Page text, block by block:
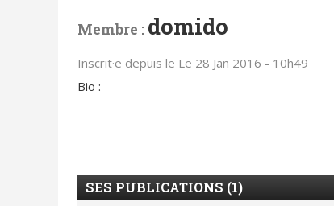
Membre : domido
Inscrit·e depuis le Le 28 Jan 2016 - 10h49
Bio :
SES PUBLICATIONS (1)